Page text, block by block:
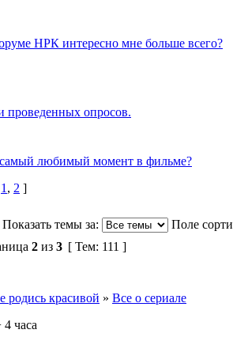
НРК интересно мне больше всего?
опросов.
любимый момент в фильме?
1 , 2 ]
Показать темы за:
Поле
2 из 3 [ Тем: 111 ]
родись красивой » Все о сериале
часа